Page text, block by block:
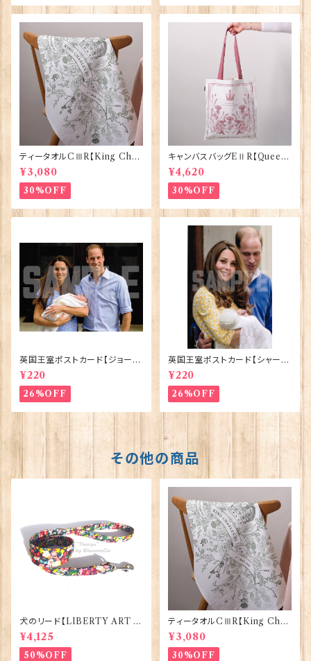
ティータオルCⅢR【King Char
lesⅢ Coronation】Victoria
Eggs 50129
¥3,080
30%OFF
キャンバスバッグEⅡR【Queen
ElizabethⅡ Commemorativ
e】Victoria Eggs 90332
¥4,620
30%OFF
英国王室ポストカード【ジョージ
王子ご誕生】Pageantry Post
card 90183-JEF100
¥220
26%OFF
英国王室ポストカード【シャーロ
ット王女2】Pageantry Postca
rd 90183-JEF202
¥220
26%OFF
その他の商品
犬のリード【LIBERTY ART F
ABRIC=Thorpe】BlossomC
o 90294
¥4,125
50%OFF
ティータオルCⅢR【King Char
lesⅢ Coronation】Victoria
Eggs 50129
¥3,080
30%OFF